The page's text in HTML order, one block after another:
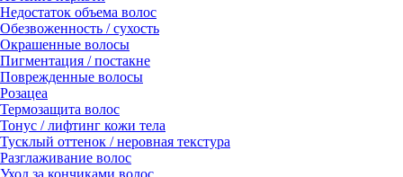
Недостаток объема волос
Обезвоженность / сухость
Окрашенные волосы
Пигментация / постакне
Поврежденные волосы
Розацеа
Термозащита волос
Тонус / лифтинг кожи тела
Тусклый оттенок / неровная текстура
Разглаживание волос
Уход за кончиками волос